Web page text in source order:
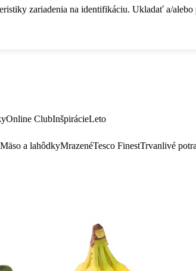
zariadenia na identifikáciu. Ukladať a/
Online ClubInšpirácieLeto
Mäso a lahôdkyMrazenéTesco FinestTrvanlivé